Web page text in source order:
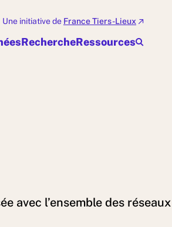
RechercheRessources
Une initiative de France Tiers-Lieux
avec l’ensemble des